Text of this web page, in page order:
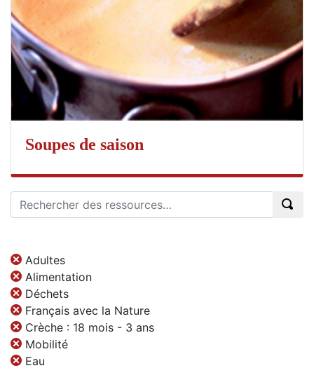
Soupes de saison
Adultes
Alimentation
Déchets
Français avec la Nature
Crèche : 18 mois - 3 ans
Mobilité
Eau